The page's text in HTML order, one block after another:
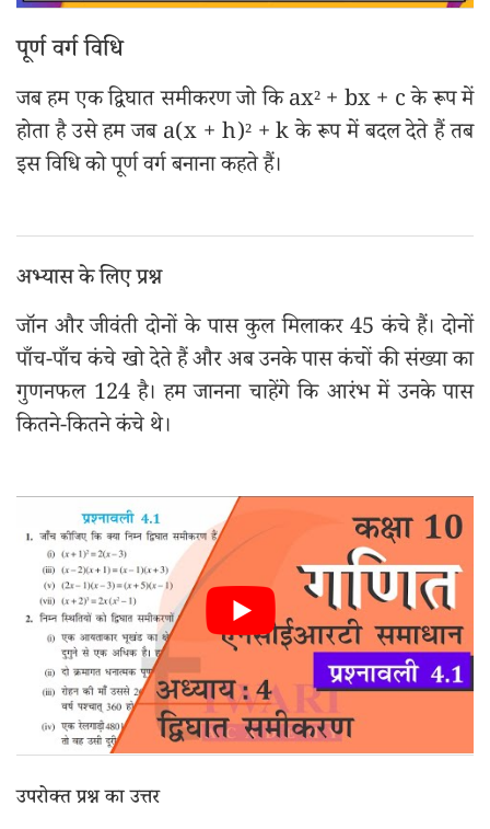
पूर्ण वर्ग विधि
जब हम एक द्विघात समीकरण जो कि ax² + bx + c के रूप में
होता है उसे हम जब a(x + h)² + k के रूप में बदल देते हैं तब
इस विधि को पूर्ण वर्ग बनाना कहते हैं।
अभ्यास के लिए प्रश्न
जॉन और जीवंती दोनों के पास कुल मिलाकर 45 कंचे हैं। दोनों
पाँच-पाँच कंचे खो देते हैं और अब उनके पास कंचों की संख्या का
गुणनफल 124 है। हम जानना चाहेंगे कि आरंभ में उनके पास
कितने-कितने कंचे थे।
उपरोक्त प्रश्न का उत्तर